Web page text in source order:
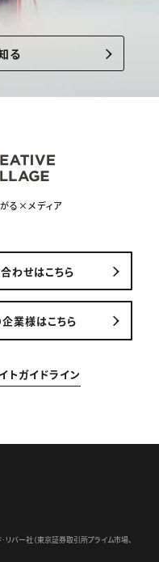
る
る×メディア
わせはこちら
業様はこちら
トガイドライン
リバー社（東京証券取引所プライム市場、